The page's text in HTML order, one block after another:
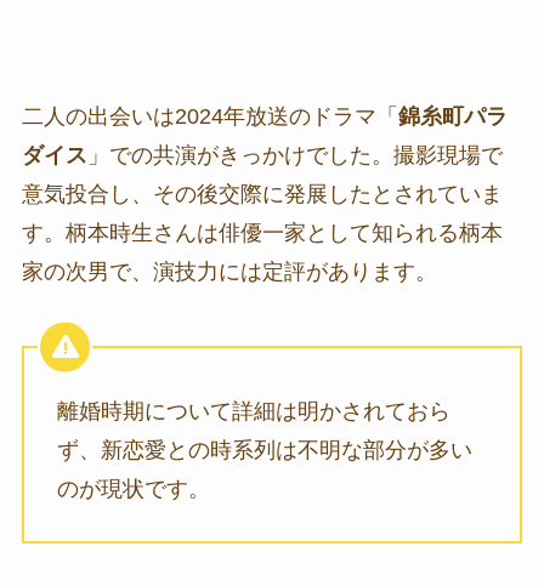
二人の出会いは2024年放送のドラマ「 錦糸町パラ
ダイス 」での共演がきっかけでした。撮影現場で
意気投合し、その後交際に発展したとされていま
す。柄本時生さんは俳優一家として知られる柄本
家の次男で、演技力には定評があります。
離婚時期について詳細は明かされておら
ず、新恋愛との時系列は不明な部分が多い
のが現状です。